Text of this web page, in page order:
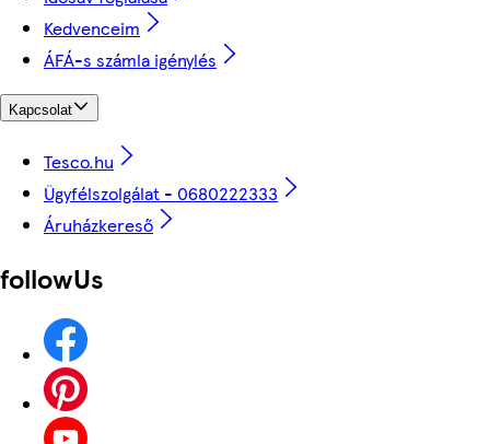
Kedvenceim
ÁFÁ-s számla igénylés
Kapcsolat
Tesco.hu
Ügyfélszolgálat - 0680222333
Áruházkereső
followUs